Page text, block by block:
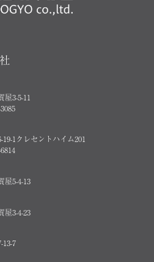
3-5-11
1クレセントハイム201
屋5-4-13
屋3-4-23
7